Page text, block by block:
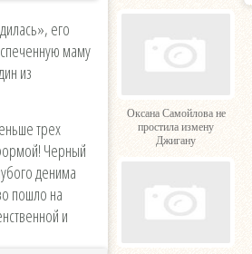
его
маму
из
трех
Черный
денима
пошло на
и
Оксана Самойлова не
простила измену
Джигану